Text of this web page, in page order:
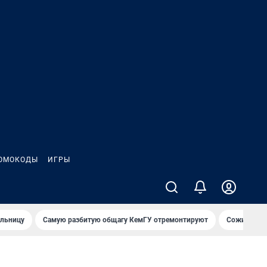
ИГРЫ
Самую разбитую общагу КемГУ отремонтируют